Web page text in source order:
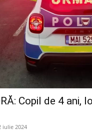
Copil de 4 ani,
iulie 2024